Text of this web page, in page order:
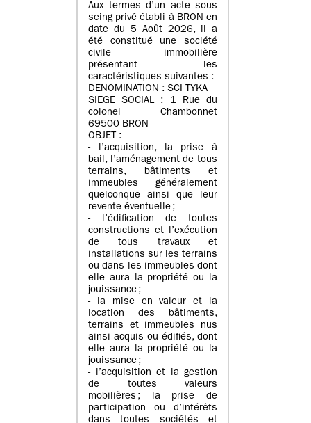
Aux termes d’un acte sous
seing privé établi à BRON en
date du 5 Août 2026, il a
été constitué une société
civile immobilière
présentant les
caractéristiques suivantes :
DENOMINATION : SCI TYKA
SIEGE SOCIAL : 1 Rue du
colonel Chambonnet
69500 BRON
OBJET :
- l’acquisition, la prise à
bail, l’aménagement de tous
terrains, bâtiments et
immeubles généralement
quelconque ainsi que leur
revente éventuelle ;
- l’édification de toutes
constructions et l’exécution
de tous travaux et
installations sur les terrains
ou dans les immeubles dont
elle aura la propriété ou la
jouissance ;
- la mise en valeur et la
location des bâtiments,
terrains et immeubles nus
ainsi acquis ou édifiés, dont
elle aura la propriété ou la
jouissance ;
- l’acquisition et la gestion
de toutes valeurs
mobilières ; la prise de
participation ou d’intérêts
dans toutes sociétés et